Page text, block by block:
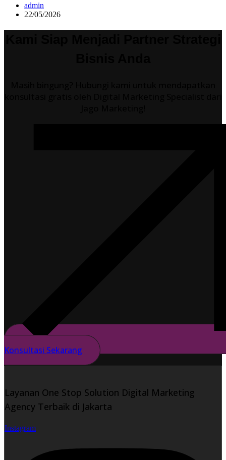
admin
22/05/2026
Konsultasi Sekarang
Layanan One Stop Solution Digital Marketing
Agency Terbaik di Jakarta
Instagram